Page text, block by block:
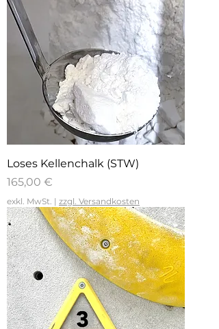
Loses Kellenchalk (STW)
Preis
165,00 €
exkl. MwSt. | zzgl. Versandkosten